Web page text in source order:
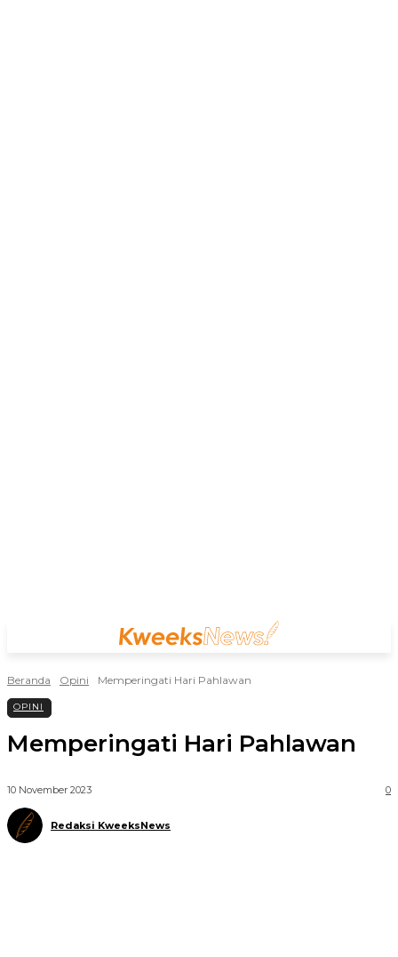
Beranda Opini Memperingati Hari Pahlawan
OPINI
Memperingati Hari Pahlawan
0
10 November 2023
Redaksi KweeksNews